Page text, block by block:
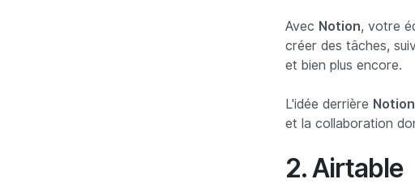
Avec Notion, votre
créer des tâches,
et bien plus encore.
L'idée derrière Notion
et la collaboration
2. Airtable